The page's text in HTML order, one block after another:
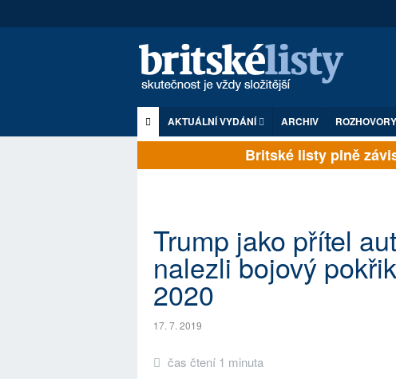
AKTUÁLNÍ VYDÁNÍ ARCHIV ROZHOVORY
Britské listy plně
Trump jako přítel
nalezli bojový
2020
17. 7. 2019
čas čtení 1 minuta